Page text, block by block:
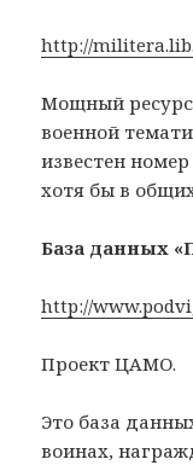
http://
Мощный
военной
известен
хотя бы в
База данных
http://
Проект ЦАМО.
Это база
воинах,